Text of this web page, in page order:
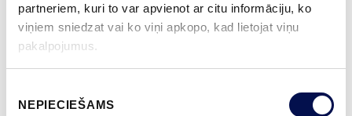
partneriem, kuri to var apvienot ar citu informāciju, ko
viņiem sniedzat vai ko viņi apkopo, kad lietojat viņu
pakalpojumus.
izvēle
NEPIECIEŠAMS
KUR IEGĀDĀTIES
PASŪTĪT BROŠŪRU Sazinies ar mums